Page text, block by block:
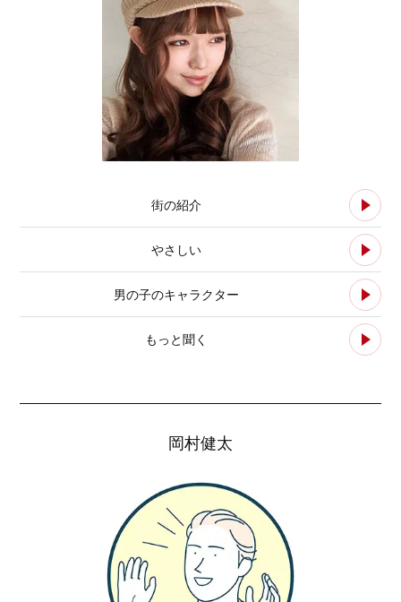
街の紹介
やさしい
男の子のキャラクター
もっと聞く
岡村健太